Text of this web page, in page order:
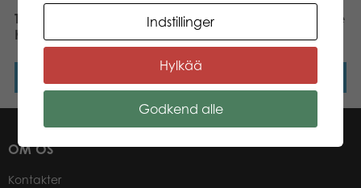
Tactic Active Play
Kendama
Tactic Top Magic Thimble
Tricks
OM OS
Kontakter
Indstillinger
Hylkää
Godkend alle